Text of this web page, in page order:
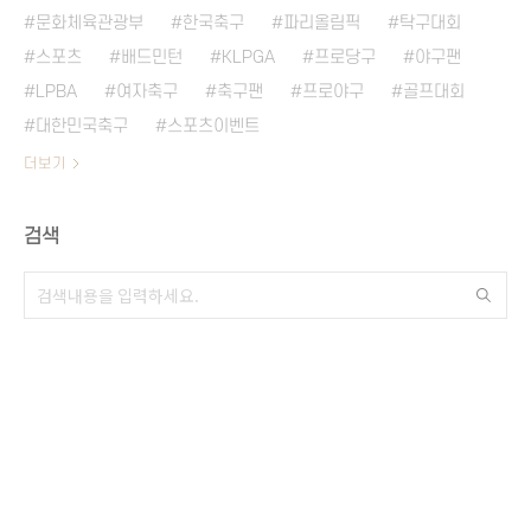
문화체육관광부
한국축구 파리올림픽
탁구대회
스포츠
배드민턴 KLPGA 프로당구
야구팬
LPBA
여자축구 축구팬 프로야구
골프대회
대한민국축구
스포츠이벤트
더보기
검색